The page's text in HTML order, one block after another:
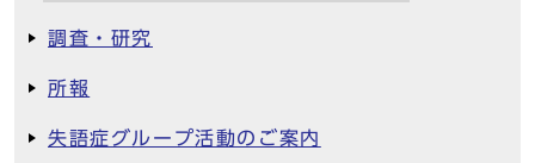
調査・研究
所報
失語症グループ活動のご案内